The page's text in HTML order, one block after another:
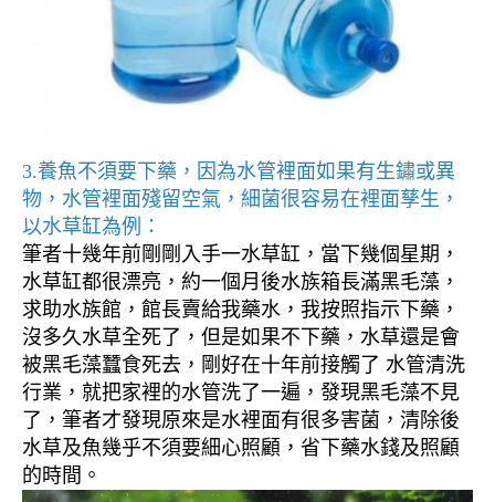
3.養魚不須要下藥，因為水管裡面如果有生鏽或異
物，水管裡面殘留空氣，細菌很容易在裡面孳生，
以水草缸為例：
筆者十幾年前剛剛入手一水草缸，當下幾個星期，
水草缸都很漂亮，約一個月後水族箱長滿黑毛藻，
求助水族館，館長賣給我藥水，我按照指示下藥，
沒多久水草全死了，但是如果不下藥，水草還是會
被黑毛藻蠶食死去，剛好在十年前接觸了 水管清洗
行業，就把家裡的水管洗了一遍，發現黑毛藻不見
了，筆者才發現原來是水裡面有很多害菌，清除後
水草及魚幾乎不須要細心照顧，省下藥水錢及照顧
的時間。